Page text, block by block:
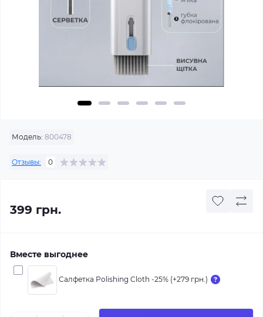
Модель: 800478
Отзывы: 0
399 грн.
Вместе выгоднее
Салфетка Polishing Cloth -25% (+279 грн.)